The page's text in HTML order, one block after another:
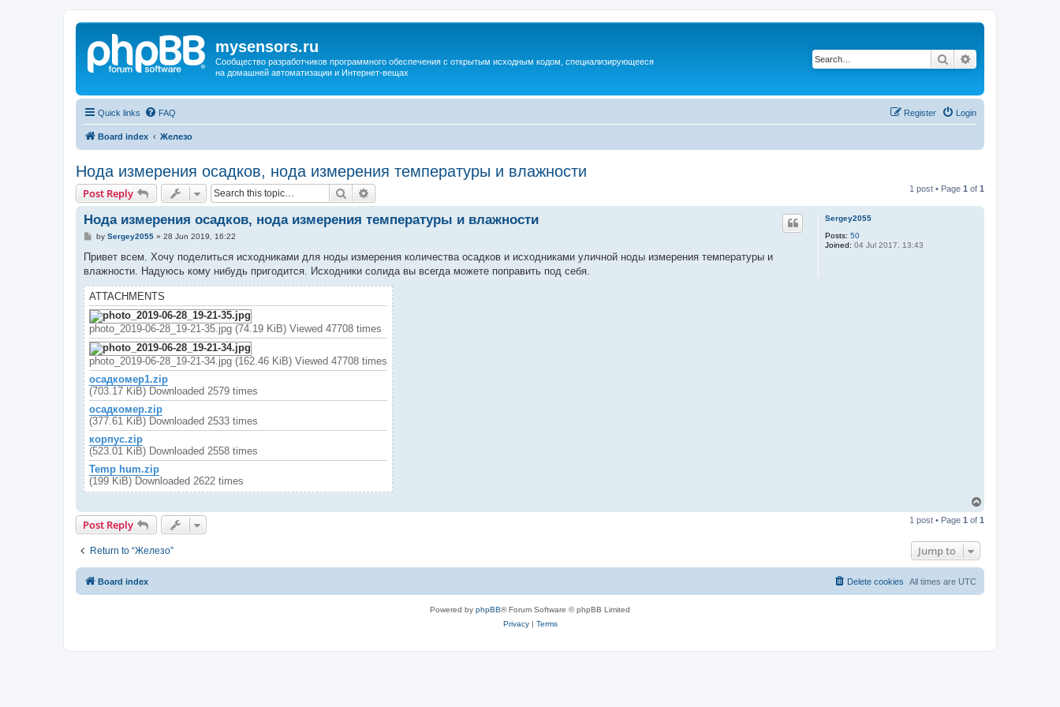
mysensors.ru
Сообщество разработчиков программного обеспечения с открытым исходным кодом, специализирующееся
на домашней автоматизации и Интернет-вещах
Search
Quick links FAQ Login
Register
Board index Железо
Нода измерения осадков, нода измерения температуры и влажности
Post Reply Search 1 post • Page 1 of 1
Sergey2055
Posts: 50
Joined: 04 Jul 2017, 13:43
Нода измерения осадков, нода измерения температуры и влажности
P
s
by Sergey2055» 28 Jun 2019, 16:22
Привет всем. Хочу поделиться исходниками для ноды измерения количества осадков и исходниками уличной ноды измерения температуры и
влажности. Надуюсь кому нибудь пригодится. Исходники солида вы всегда можете поправить под себя.
ATTACHMENTS
photo_2019-06-28_19-21-35.jpg (74.19 KiB) Viewed 47708 times
photo_2019-06-28_19-21-34.jpg (162.46 KiB) Viewed 47708 times
осадкомер1.zip
(703.17 KiB) Downloaded 2579 times
осадкомер.zip
(377.61 KiB) Downloaded 2533 times
корпус.zip
(523.01 KiB) Downloaded 2558 times
Temp hum.zip
(199 KiB) Downloaded 2622 times
p
Post Reply 1 post • Page 1 of 1
Return to “Железо” Jump to
Board index All times are UTC
Delete cookies
Powered by phpBB® Forum Software © phpBB Limited
Privacy| Terms